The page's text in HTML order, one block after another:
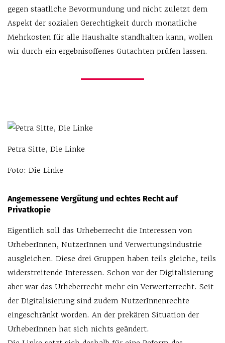
gegen staatliche Bevormundung und nicht zuletzt dem
Aspekt der sozialen Gerechtigkeit durch monatliche
Mehrkosten für alle Haushalte standhalten kann, wollen
wir durch ein ergebnisoffenes Gutachten prüfen lassen.
Petra Sitte, Die Linke
Foto: Die Linke
Angemessene Vergütung und echtes Recht auf
Privatkopie
Eigentlich soll das Urheberrecht die Interessen von
UrheberInnen, NutzerInnen und Verwertungsindustrie
ausgleichen. Diese drei Gruppen haben teils gleiche, teils
widerstreitende Interessen. Schon vor der Digitalisierung
aber war das Urheberrecht mehr ein Verwerterrecht. Seit
der Digitalisierung sind zudem NutzerInnenrechte
eingeschränkt worden. An der prekären Situation der
UrheberInnen hat sich nichts geändert.